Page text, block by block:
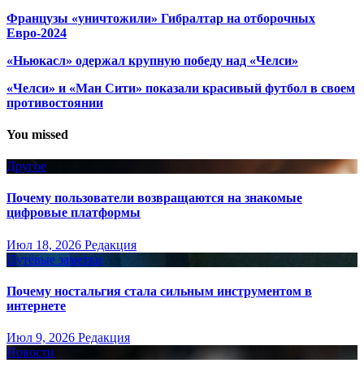
Французы «уничтожили» Гибралтар на отборочных
Евро-2024
«Ньюкасл» одержал крупную победу над «Челси»
«Челси» и «Ман Сити» показали красивый футбол в своем
противостоянии
You missed
Другое
Почему пользователи возвращаются на знакомые
цифровые платформы
Июл 18, 2026 Редакция
Путёвые заметки
Почему ностальгия стала сильным инструментом в
интернете
Июл 9, 2026 Редакция
Новости